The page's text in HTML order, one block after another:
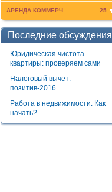
АРЕНДА КОММЕРЧ. 25
Последние обсуждения
Юридическая чистота
квартиры: проверяем сами
Налоговый вычет:
позитив-2016
Работа в недвижимости. Как
начать?